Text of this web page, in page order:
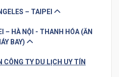
– TAIPEI
– HÀ NỘI - THANH HÓA (ĂN
BAY)
CÔNG TY DU LỊCH UY TÍN